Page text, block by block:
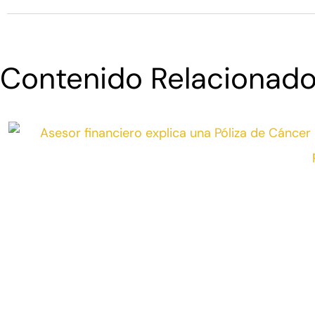
Contenido